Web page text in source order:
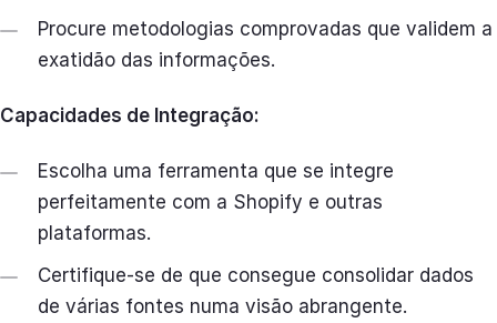
Procure metodologias comprovadas que validem a
exatidão das informações.
Capacidades de Integração:
Escolha uma ferramenta que se integre
perfeitamente com a Shopify e outras
plataformas.
Certifique-se de que consegue consolidar dados
de várias fontes numa visão abrangente.